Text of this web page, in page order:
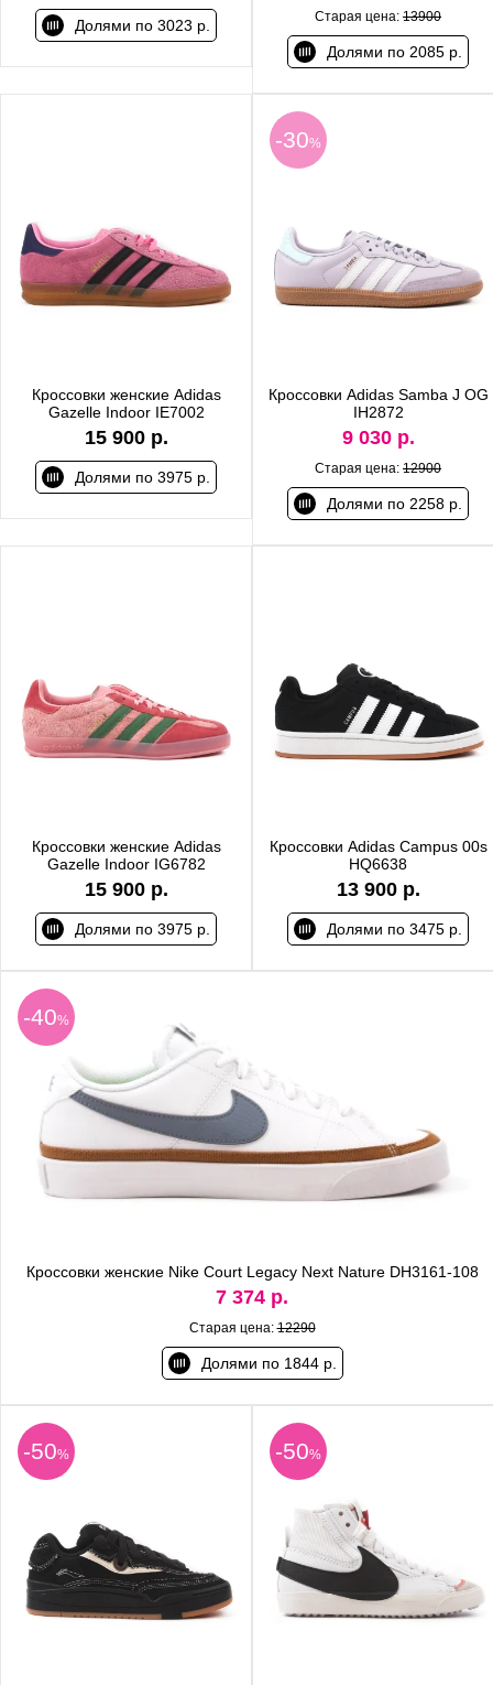
Долями по 3023 р. Старая цена: 13900
Долями по 2085 р.
Кроссовки женские Adidas
Gazelle Indoor IE7002
15 900 р.
Долями по 3975 р.
-30%
Кроссовки Adidas Samba J OG
IH2872
9 030 р.
Старая цена: 12900
Долями по 2258 р.
Кроссовки женские Adidas
Gazelle Indoor IG6782
15 900 р.
Долями по 3975 р.
Кроссовки Adidas Campus 00s
HQ6638
13 900 р.
Долями по 3475 р.
-40%
Кроссовки женские Nike Court Legacy Next Nature DH3161-108
7 374 р.
Старая цена:12290
Долями по 1844 р.
-50% -50%